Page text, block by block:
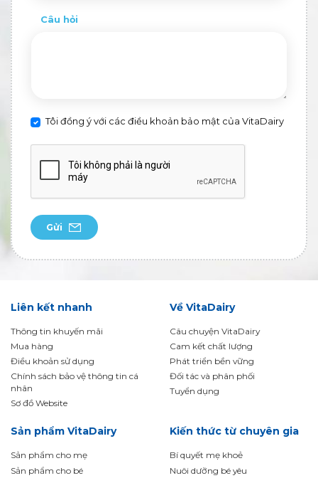
Câu hỏi
Tôi đồng ý với các điều khoản bảo mật của VitaDairy
Gửi
Liên kết nhanh
Thông tin khuyến mãi
Mua hàng
Điều khoản sử dụng
Chính sách bảo vệ thông tin cá
nhân
Sơ đồ Website
Về VitaDairy
Câu chuyện VitaDairy
Cam kết chất lượng
Phát triển bền vững
Đối tác và phân phối
Tuyển dụng
Sản phẩm VitaDairy
Sản phẩm cho mẹ
Sản phẩm cho bé
Kiến thức từ chuyên gia
Bí quyết mẹ khoẻ
Nuôi dưỡng bé yêu